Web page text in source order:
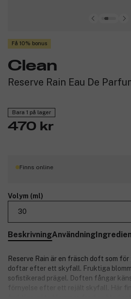
Få 10% bonus
Clean
Reserve Rain Eau De
Bara 1 på lager
470 kr
Finns online
Volym (ml)
30
BeskrivningAnvändning
Reserve Rain är en fräsch doft som
doftar efter ett skyfall. Fruktiga
sofistikerad prägel. Doften fångar
förnyelse efter ett rejält skyfall. Här